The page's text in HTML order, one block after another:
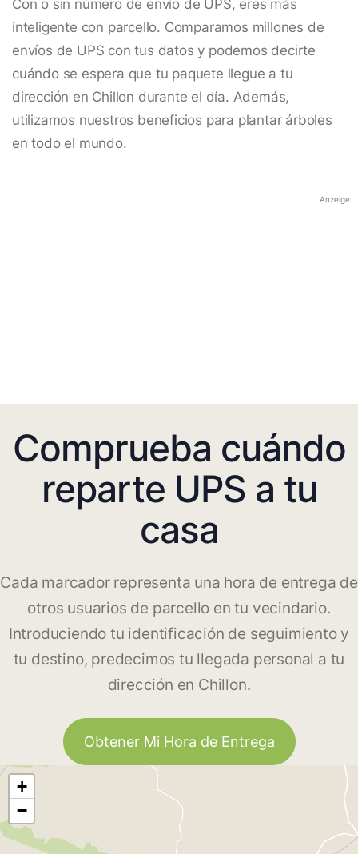
Con o sin número de envío de UPS, eres más
inteligente con parcello. Comparamos millones de
envíos de UPS con tus datos y podemos decirte
cuándo se espera que tu paquete llegue a tu
dirección en Chillon durante el día. Además,
utilizamos nuestros beneficios para plantar árboles
en todo el mundo.
Anzeige
Comprueba cuándo
reparte UPS a tu
casa
Cada marcador representa una hora de entrega de
otros usuarios de parcello en tu vecindario.
Introduciendo tu identificación de seguimiento y
tu destino, predecimos tu llegada personal a tu
dirección en Chillon.
Obtener Mi Hora de Entrega
+
−